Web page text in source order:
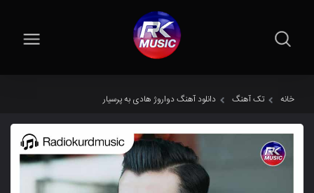
خانه تک آهنگ دانلود آهنگ دواروژ هادی به پرسیار